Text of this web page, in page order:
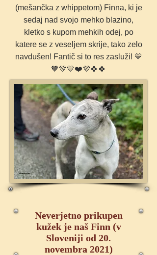
(mešančka z whippetom) Finna, ki je
sedaj nad svojo mehko blazino,
kletko s kupom mehkih odej, po
katere se z veseljem skrije, tako zelo
navdušen! Fantič si to res zasluži! 💛
🧡💚💙❤️💜🍀🍀
Neverjetno prikupen
kužek je naš Finn (v
Sloveniji od 20.
novembra 2021)